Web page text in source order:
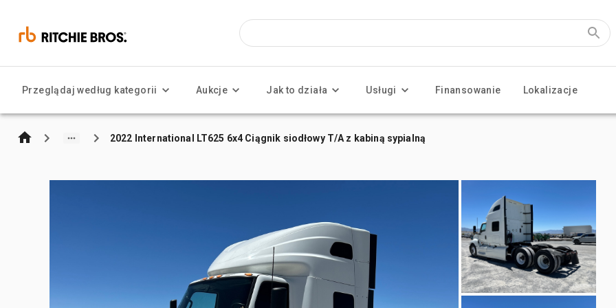
Przeglądaj według kategorii Aukcje Jak to działa Usługi Finansowanie Lokalizacje
2022 International LT625 6x4 Ciągnik siodłowy T/A z kabiną sypialną